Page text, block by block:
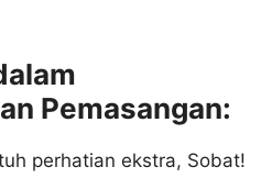
Pemasangan:
perhatian ekstra, Sobat!